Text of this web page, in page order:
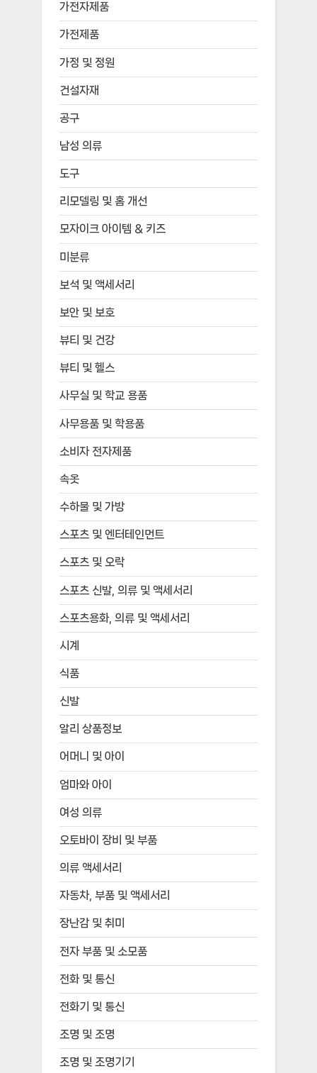
가전자제품
가전제품
가정 및 정원
건설자재
공구
남성 의류
도구
리모델링 및 홈 개선
모자이크 아이템 & 키즈
미분류
보석 및 액세서리
보안 및 보호
뷰티 및 건강
뷰티 및 헬스
사무실 및 학교 용품
사무용품 및 학용품
소비자 전자제품
속옷
수하물 및 가방
스포츠 및 엔터테인먼트
스포츠 및 오락
스포츠 신발, 의류 및 액세서리
스포츠용화, 의류 및 액세서리
시계
식품
신발
알리 상품정보
어머니 및 아이
엄마와 아이
여성 의류
오토바이 장비 및 부품
의류 액세서리
자동차, 부품 및 액세서리
장난감 및 취미
전자 부품 및 소모품
전화 및 통신
전화기 및 통신
조명 및 조명
조명 및 조명기기